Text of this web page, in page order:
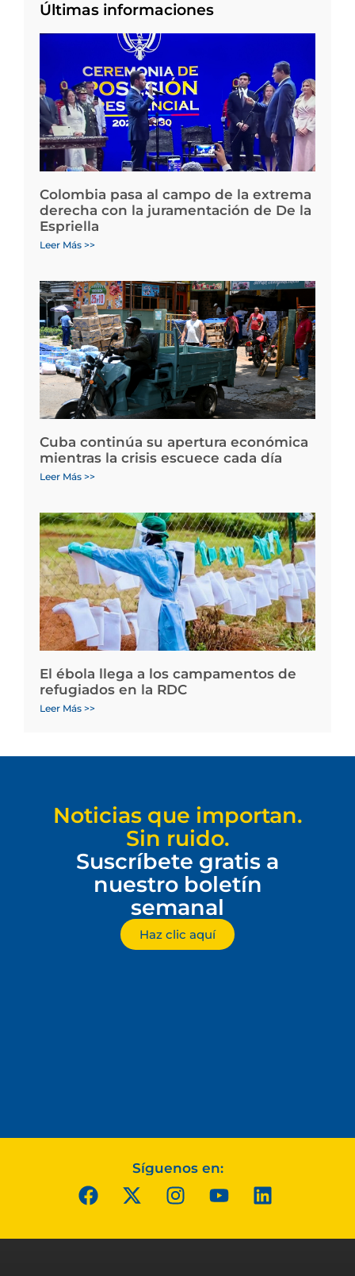
Últimas informaciones
Colombia pasa al campo de la extrema
derecha con la juramentación de De la
Espriella
Leer Más >>
Cuba continúa su apertura económica
mientras la crisis escuece cada día
Leer Más >>
El ébola llega a los campamentos de
refugiados en la RDC
Leer Más >>
Noticias que importan.
Sin ruido.
Suscríbete gratis a
nuestro boletín
semanal
Haz clic aquí
Síguenos en: